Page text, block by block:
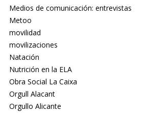
Medios de comunicación: entrevistas
Metoo
movilidad
movilizaciones
Natación
Nutrición en la ELA
Obra Social La Caixa
Orgull Alacant
Orgullo Alicante